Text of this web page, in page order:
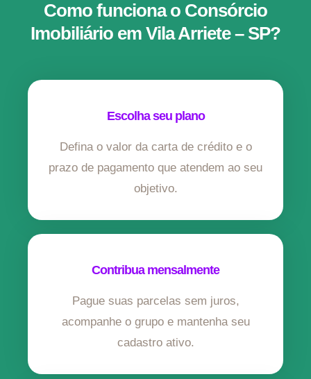
Como funciona o Consórcio
Imobiliário em Vila Arriete – SP?
Escolha seu plano
Defina o valor da carta de crédito e o
prazo de pagamento que atendem ao seu
objetivo.
Contribua mensalmente
Pague suas parcelas sem juros,
acompanhe o grupo e mantenha seu
cadastro ativo.